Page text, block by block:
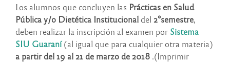
Los alumnos que concluyen las Prácticas en Salud
Pública y/o Dietética Institucional del 2°semestre,
deben realizar la inscripción al examen por Sistema
SIU Guaraní (al igual que para cualquier otra materia)
a partir del 19 al 21 de marzo de 2018 .(Imprimir